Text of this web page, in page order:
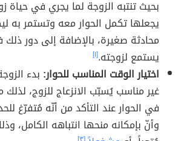
بحيث تنتبه الزوجة لما يجري في حياة
يجعلها تكمل الحوار معه وتستمر به
محادثة صغيرة، بالإضافة إلى دور
يستمع لزوجته.[١]
اختيار الوقت المناسب للحوار: بدء
غير مناسب يُسبّب الانزعاج للزوج، لذلك
في الحوار عند التأكد من أنّه مُتفرّغ
وأنّ بإمكانه منحها انتباهه الكامل،